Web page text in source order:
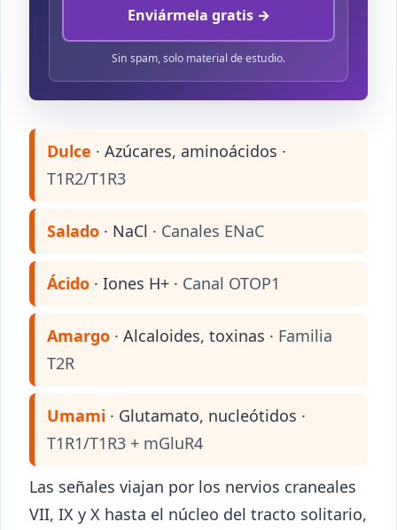
Enviármela gratis →
Sin spam, solo material de estudio.
Dulce · Azúcares, aminoácidos ·
T1R2/T1R3
Salado · NaCl · Canales ENaC
Ácido · Iones H+ · Canal OTOP1
Amargo · Alcaloides, toxinas · Familia
T2R
Umami · Glutamato, nucleótidos ·
T1R1/T1R3 + mGluR4
Las señales viajan por los nervios craneales
VII, IX y X hasta el núcleo del tracto solitario,